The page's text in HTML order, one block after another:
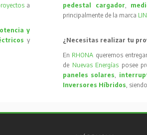
a
y
y
pedestal cargador,
principalmente de la marca
¿Necesitas realizar tu
En RHONA queremos
de Nuevas Energías posee
paneles solares,
Inversores Híbridos,